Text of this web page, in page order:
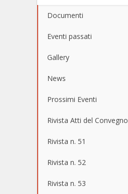
Documenti
Eventi passati
Gallery
News
Prossimi Eventi
Rivista Atti del Convegno
Rivista n. 51
Rivista n. 52
Rivista n. 53